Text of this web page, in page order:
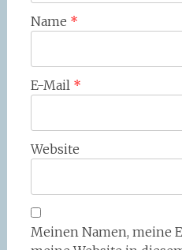
Name *
E-Mail *
Website
Meinen Namen, meine